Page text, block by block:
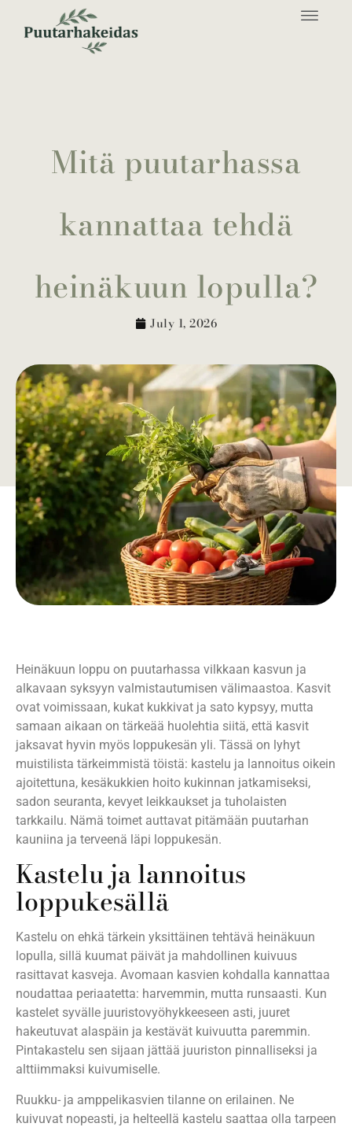
Mitä puutarhassa
kannattaa tehdä
heinäkuun lopulla?
July 1, 2026
Heinäkuun loppu on puutarhassa vilkkaan kasvun ja
alkavaan syksyyn valmistautumisen välimaastoa. Kasvit
ovat voimissaan, kukat kukkivat ja sato kypsyy, mutta
samaan aikaan on tärkeää huolehtia siitä, että kasvit
jaksavat hyvin myös loppukesän yli. Tässä on lyhyt
muistilista tärkeimmistä töistä: kastelu ja lannoitus oikein
ajoitettuna, kesäkukkien hoito kukinnan jatkamiseksi,
sadon seuranta, kevyet leikkaukset ja tuholaisten
tarkkailu. Nämä toimet auttavat pitämään puutarhan
kauniina ja terveenä läpi loppukesän.
Kastelu ja lannoitus
loppukesällä
Kastelu on ehkä tärkein yksittäinen tehtävä heinäkuun
lopulla, sillä kuumat päivät ja mahdollinen kuivuus
rasittavat kasveja. Avomaan kasvien kohdalla kannattaa
noudattaa periaatetta: harvemmin, mutta runsaasti. Kun
kastelet syvälle juuristovyöhykkeeseen asti, juuret
hakeutuvat alaspäin ja kestävät kuivuutta paremmin.
Pintakastelu sen sijaan jättää juuriston pinnalliseksi ja
alttiimmaksi kuivumiselle.
Ruukku- ja amppelikasvien tilanne on erilainen. Ne
kuivuvat nopeasti, ja helteellä kastelu saattaa olla tarpeen